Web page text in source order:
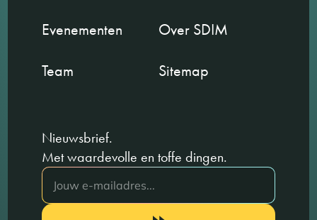
Evenementen
Over SDIM
Team
Sitemap
Nieuwsbrief.
Met waardevolle en toffe dingen.